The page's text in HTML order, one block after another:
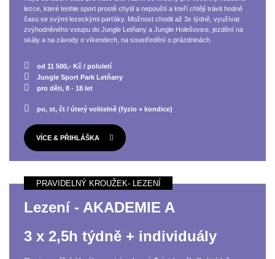
lezce, které tenhle sport prostě chytil a nepouští a kteří chtějí trávit hodně
času se svými lezeckými parťáky. Možnost chodit až 3x týdně, využívat
zvýhodněného vstupu do Jungle Letňany a Jungle Holešovice, jezdění na
skály a na závody o víkendech, na soustředění o prázdninách.
od 11 500,- Kč / pololetí
Jungle Sport Park Letňany
pro děti, 8 - 18 let
po, st, čt / úterý volitelně (fyzio + kondice)
VÍCE & PŘIHLÁŠKA
Lezení - AKADEMIE A
3 x 2,5h týdně + individuály